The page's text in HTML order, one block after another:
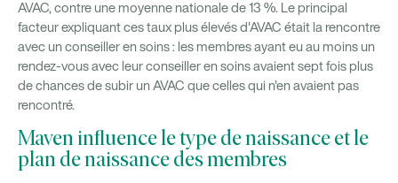
AVAC, contre une moyenne nationale de 13 %. Le principal
facteur expliquant ces taux plus élevés d'AVAC était la rencontre
avec un conseiller en soins : les membres ayant eu au moins un
rendez-vous avec leur conseiller en soins avaient sept fois plus
de chances de subir un AVAC que celles qui n'en avaient pas
rencontré.
Maven influence le type de naissance et le
plan de naissance des membres